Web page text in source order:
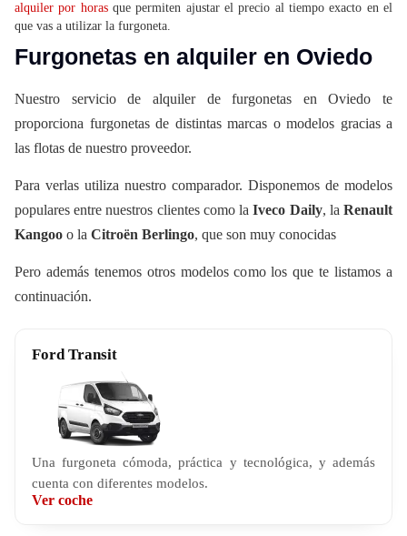
alquiler por horasque permiten ajustar el precio al tiempo exacto en el
que vas a utilizar la furgoneta.
Furgonetas en alquiler en Oviedo
Nuestro servicio de alquiler de furgonetas en Oviedo te
proporciona furgonetas de distintas marcas o modelos gracias a
las flotas de nuestro proveedor.
Para verlas utiliza nuestro comparador. Disponemos de modelos
populares entre nuestros clientes como laIveco Daily, laRenault
Kangoo o la Citroën Berlingo, que son muy conocidas
Pero además tenemos otros modelos como los que te listamos a
continuación.
Ford Transit
Una furgoneta cómoda, práctica y tecnológica, y además
cuenta con diferentes modelos.
Ver coche